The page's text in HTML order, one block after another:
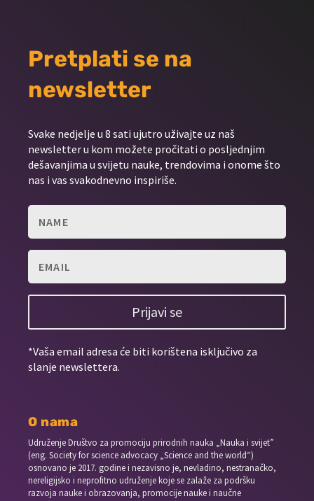
Pretplati se na
newsletter
Svake nedjelje u 8 sati ujutro uživajte uz naš
newsletter u kom možete pročitati o posljednjim
dešavanjima u svijetu nauke, trendovima i onome što
nas i vas svakodnevno inspiriše.
Prijavi se
*Vaša email adresa će biti korištena isključivo za
slanje newslettera.
O nama
Udruženje Društvo za promociju prirodnih nauka „Nauka i svijet”
(eng. Society for science advocacy „Science and the world“)
osnovano je 2017. godine i nezavisno je, nevladino, nestranačko,
nereligijsko i neprofitno udruženje koje se zalaže za podršku
razvoja nauke i obrazovanja, promocije nauke i naučne